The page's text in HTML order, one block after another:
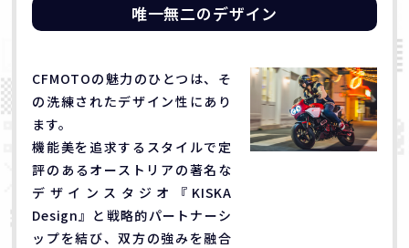
唯一無二のデザイン
CFMOTOの魅力のひとつは、そ
の洗練されたデザイン性にあり
ます。
機能美を追求するスタイルで定
評のあるオーストリアの著名な
デザインスタジオ『KISKA
Design』と戦略的パートナーシ
ップを結び、双方の強みを融合